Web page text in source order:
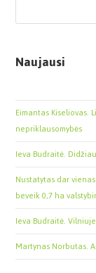
Naujausi
Eimantas Kiseliovas.
nepriklausomybės
Ieva Budraitė.
Nustatytas dar
beveik 0,7 ha
Ieva Budraitė.
Martynas Norbutas.